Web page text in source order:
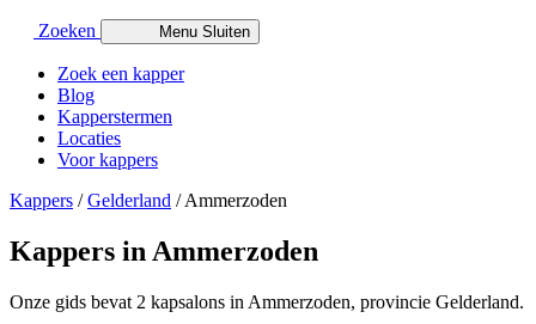
Zoeken Menu Sluiten
Zoek een kapper
Blog
Kapperstermen
Locaties
Voor kappers
Kappers /Gelderland /Ammerzoden
Kappers in Ammerzoden
Onze gids bevat 2 kapsalons in Ammerzoden, provincie Gelderland.